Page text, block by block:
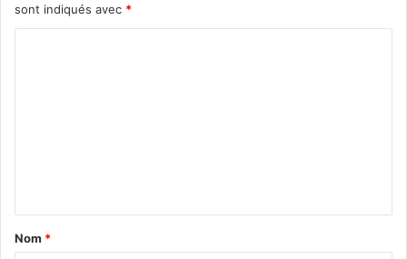
sont indiqués avec *
a
Nom *